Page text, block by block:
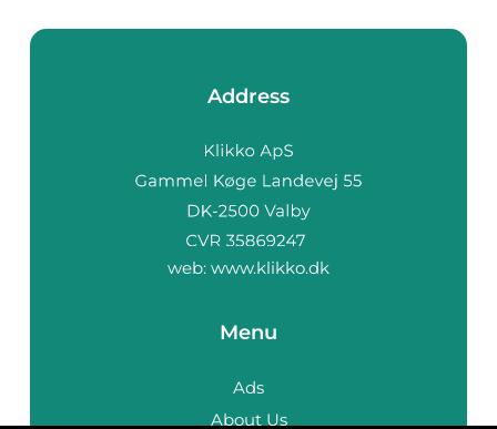
Address
web: www.klikko.dk
Menu
Ads
About Us